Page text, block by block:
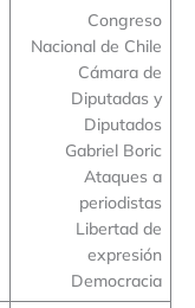
Congreso
Nacional de Chile
Cámara de
Diputadas y
Diputados
Gabriel Boric
Ataques a
periodistas
Libertad de
expresión
Democracia